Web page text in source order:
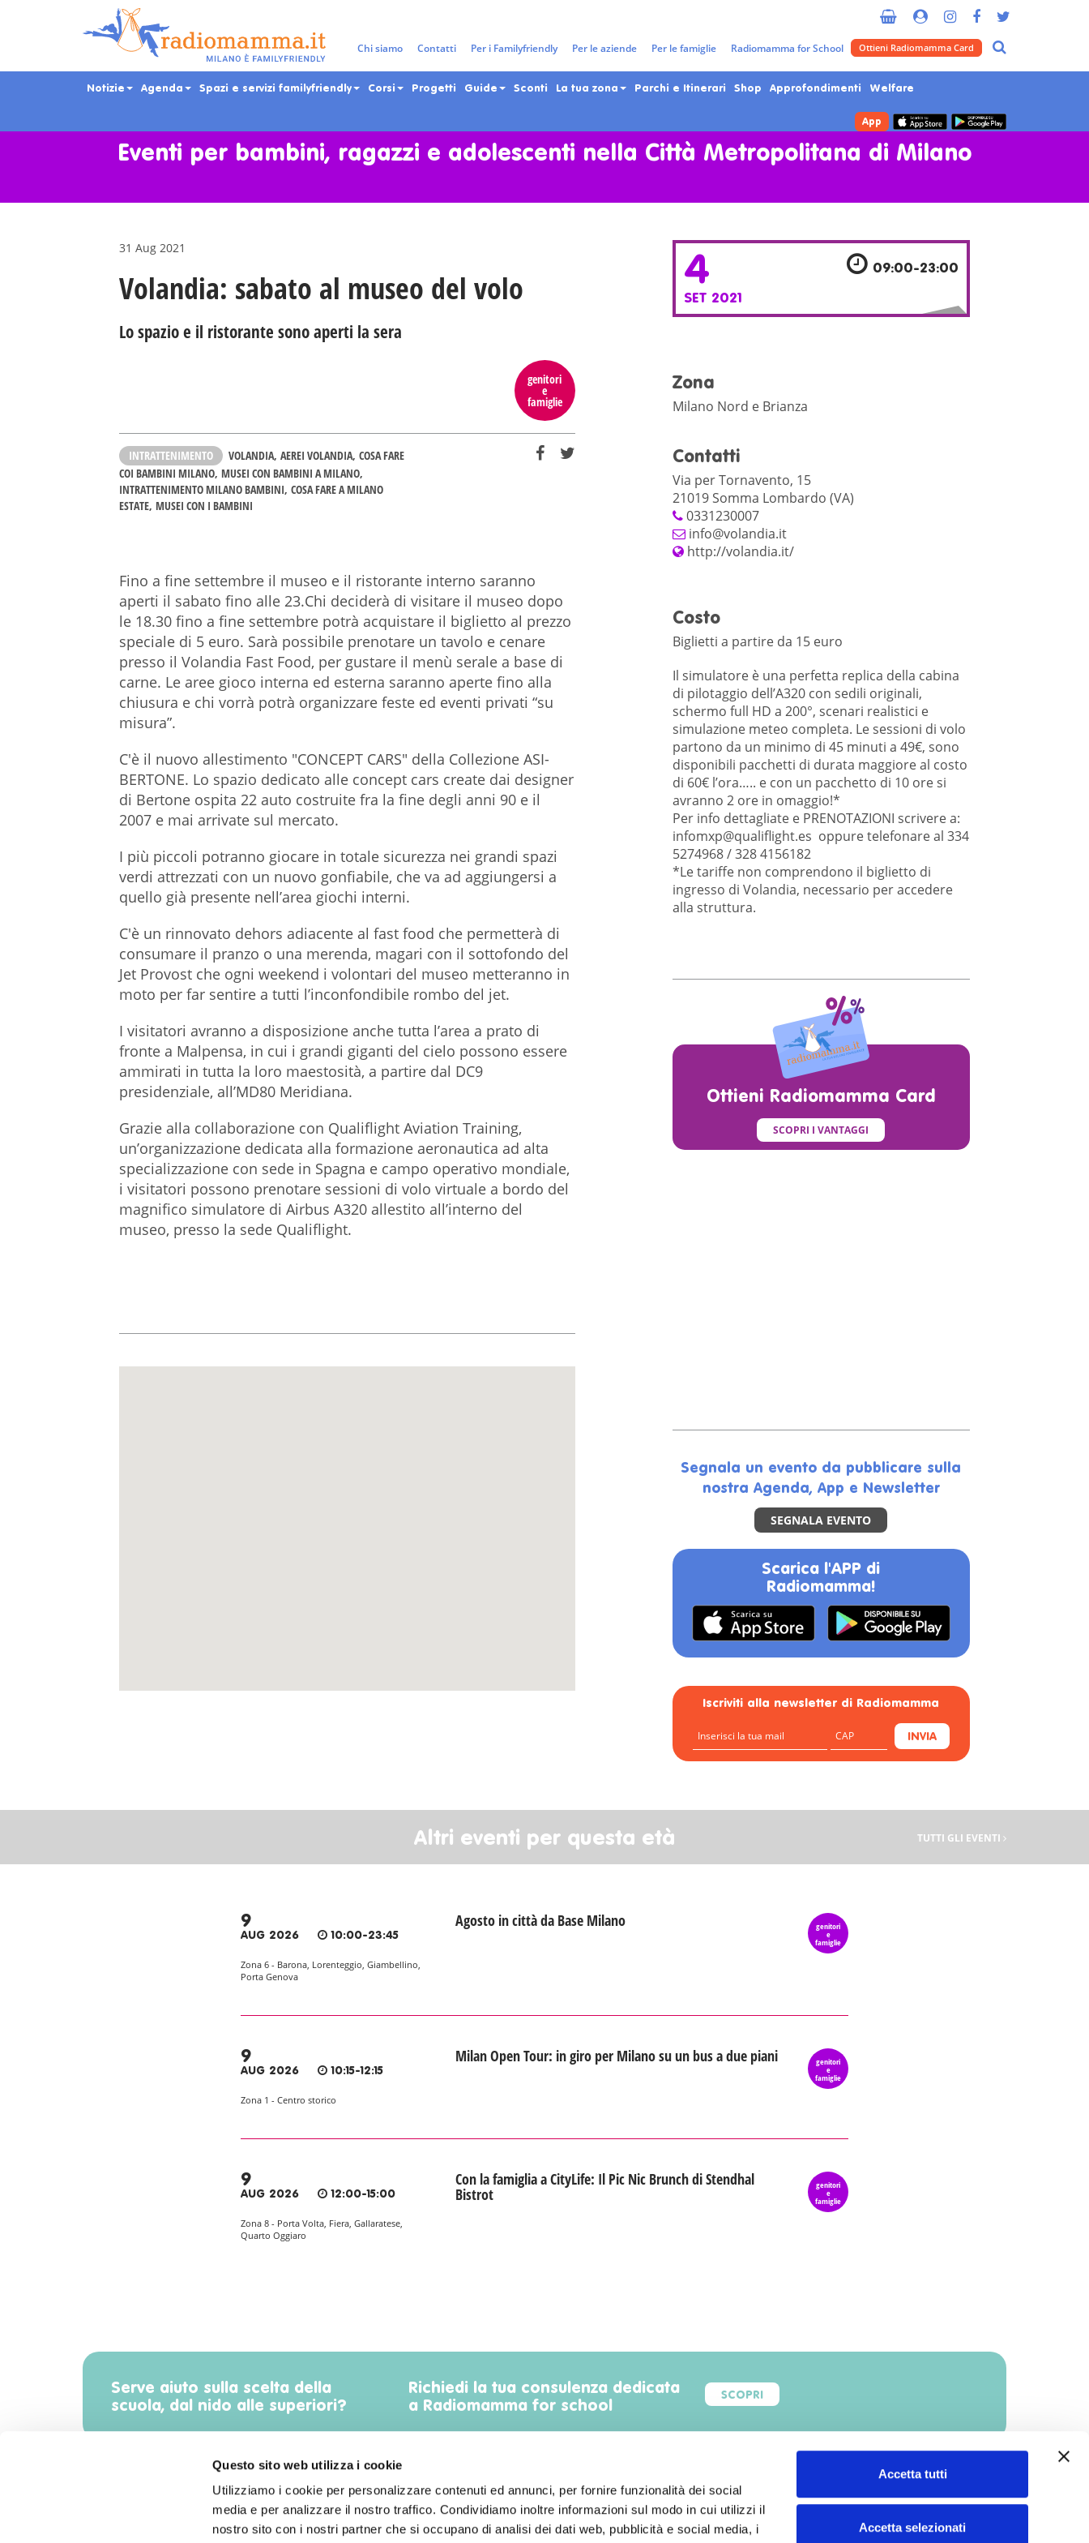
Questo sito web utilizza i cookie
Utilizziamo i cookie per personalizzare contenuti ed annunci, per fornire funzionalità dei social
media e per analizzare il nostro traffico. Condividiamo inoltre informazioni sul modo in cui utilizzi il
nostro sito con i nostri partner che si occupano di analisi dei dati web, pubblicità e social media, i
Accetta tutti
Accetta selezionati
to
Chi siamo Contatti Per i Familyfriendly Per le aziende Per le famiglie Radiomamma for School Ottieni Radiomamma Card
Notizie Agenda Spazi e servizi familyfriendly Corsi Progetti Guide Sconti La tua zona Parchi e Itinerari Shop Approfondimenti Welfare
App
Eventi per bambini, ragazzi e adolescenti nella Città Metropolitana di Milano
31 Aug 2021
Volandia: sabato al museo del volo
Lo spazio e il ristorante sono aperti la sera
genitori
e
famiglie
INTRATTENIMENTO VOLANDIA AEREI VOLANDIA COSA FARE
COI BAMBINI MILANO MUSEI CON BAMBINI A MILANO
INTRATTENIMENTO MILANO BAMBINI COSA FARE A MILANO
ESTATE MUSEI CON I BAMBINI
Fino a fine settembre il museo e il ristorante interno saranno
aperti il sabato fino alle 23.Chi deciderà di visitare il museo dopo
le 18.30 fino a fine settembre potrà acquistare il biglietto al prezzo
speciale di 5 euro. Sarà possibile prenotare un tavolo e cenare
presso il Volandia Fast Food, per gustare il menù serale a base di
carne. Le aree gioco interna ed esterna saranno aperte fino alla
chiusura e chi vorrà potrà organizzare feste ed eventi privati “su
misura”.
C'è il nuovo allestimento "CONCEPT CARS" della Collezione ASI-
BERTONE. Lo spazio dedicato alle concept cars create dai designer
di Bertone ospita 22 auto costruite fra la fine degli anni 90 e il
2007 e mai arrivate sul mercato.
I più piccoli potranno giocare in totale sicurezza nei grandi spazi
verdi attrezzati con un nuovo gonfiabile, che va ad aggiungersi a
quello già presente nell’area giochi interni.
C'è un rinnovato dehors adiacente al fast food che permetterà di
consumare il pranzo o una merenda, magari con il sottofondo del
Jet Provost che ogni weekend i volontari del museo metteranno in
moto per far sentire a tutti l’inconfondibile rombo del jet.
I visitatori avranno a disposizione anche tutta l’area a prato di
fronte a Malpensa, in cui i grandi giganti del cielo possono essere
ammirati in tutta la loro maestosità, a partire dal DC9
presidenziale, all’MD80 Meridiana.
Grazie alla collaborazione con Qualiflight Aviation Training,
un’organizzazione dedicata alla formazione aeronautica ad alta
specializzazione con sede in Spagna e campo operativo mondiale,
i visitatori possono prenotare sessioni di volo virtuale a bordo del
magnifico simulatore di Airbus A320 allestito all’interno del
museo, presso la sede Qualiflight.
4
SET 2021
09:00-23:00
Zona
Milano Nord e Brianza
Contatti
Via per Tornavento, 15
21019 Somma Lombardo (VA)
0331230007
info@volandia.it
http://volandia.it/
Costo
Biglietti a partire da 15 euro
Il simulatore è una perfetta replica della cabina
di pilotaggio dell’A320 con sedili originali,
schermo full HD a 200°, scenari realistici e
simulazione meteo completa. Le sessioni di volo
partono da un minimo di 45 minuti a 49€, sono
disponibili pacchetti di durata maggiore al costo
di 60€ l’ora….. e con un pacchetto di 10 ore si
avranno 2 ore in omaggio!*
Per info dettagliate e PRENOTAZIONI scrivere a:
infomxp@qualiflight.es oppure telefonare al 334
5274968 / 328 4156182
*Le tariffe non comprendono il biglietto di
ingresso di Volandia, necessario per accedere
alla struttura.
Ottieni Radiomamma Card
SCOPRI I VANTAGGI
Segnala un evento da pubblicare sulla
nostra Agenda, App e Newsletter
SEGNALA EVENTO
Scarica l'APP di
Radiomamma!
Iscriviti alla newsletter di Radiomamma
INVIA
Altri eventi per questa età TUTTI GLI EVENTI
9
AUG 2026 10:00-23:45
Zona 6 - Barona, Lorenteggio, Giambellino,
Porta Genova
Agosto in città da Base Milano genitori
e
famiglie
9
AUG 2026 10:15-12:15
Zona 1 - Centro storico
Milan Open Tour: in giro per Milano su un bus a due piani genitori
e
famiglie
9
AUG 2026 12:00-15:00
Zona 8 - Porta Volta, Fiera, Gallaratese,
Quarto Oggiaro
Con la famiglia a CityLife: Il Pic Nic Brunch di Stendhal
Bistrot genitori
e
famiglie
Serve aiuto sulla scelta della
scuola, dal nido alle superiori?
Richiedi la tua consulenza dedicata
a Radiomamma for school
SCOPRI
Scarica l'app di Radiomamma!
Trova luoghi, servizi, sconti, eventi
familyfriendly a Milano!